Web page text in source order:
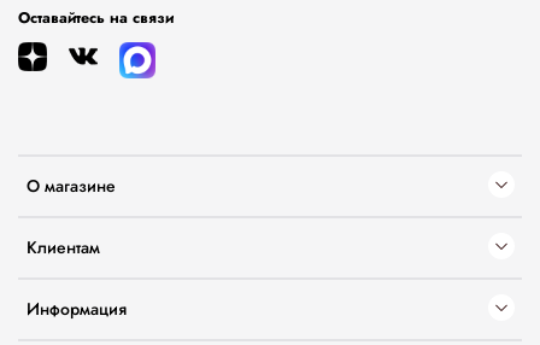
О магазине
Клиентам
Информация
Оставайтесь на связи